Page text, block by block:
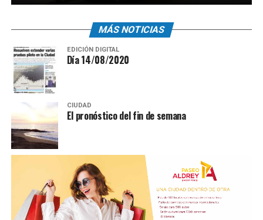
MÁS NOTICIAS
EDICIÓN DIGITAL
Día 14/08/2020
CIUDAD
El pronóstico del fin de semana